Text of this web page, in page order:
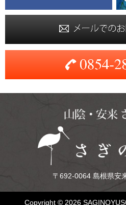
〒692-0064 島根県安
Copyright © 2026